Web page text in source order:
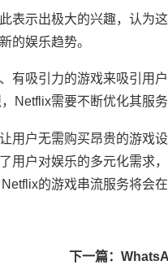
表示出极大的兴趣，认为
的娱乐趋势。
有吸引力的游戏来吸引用
Netflix需要不断优化其服务
用户无需购买昂贵的游戏
户对娱乐的多元化需求
的游戏串流服务将会